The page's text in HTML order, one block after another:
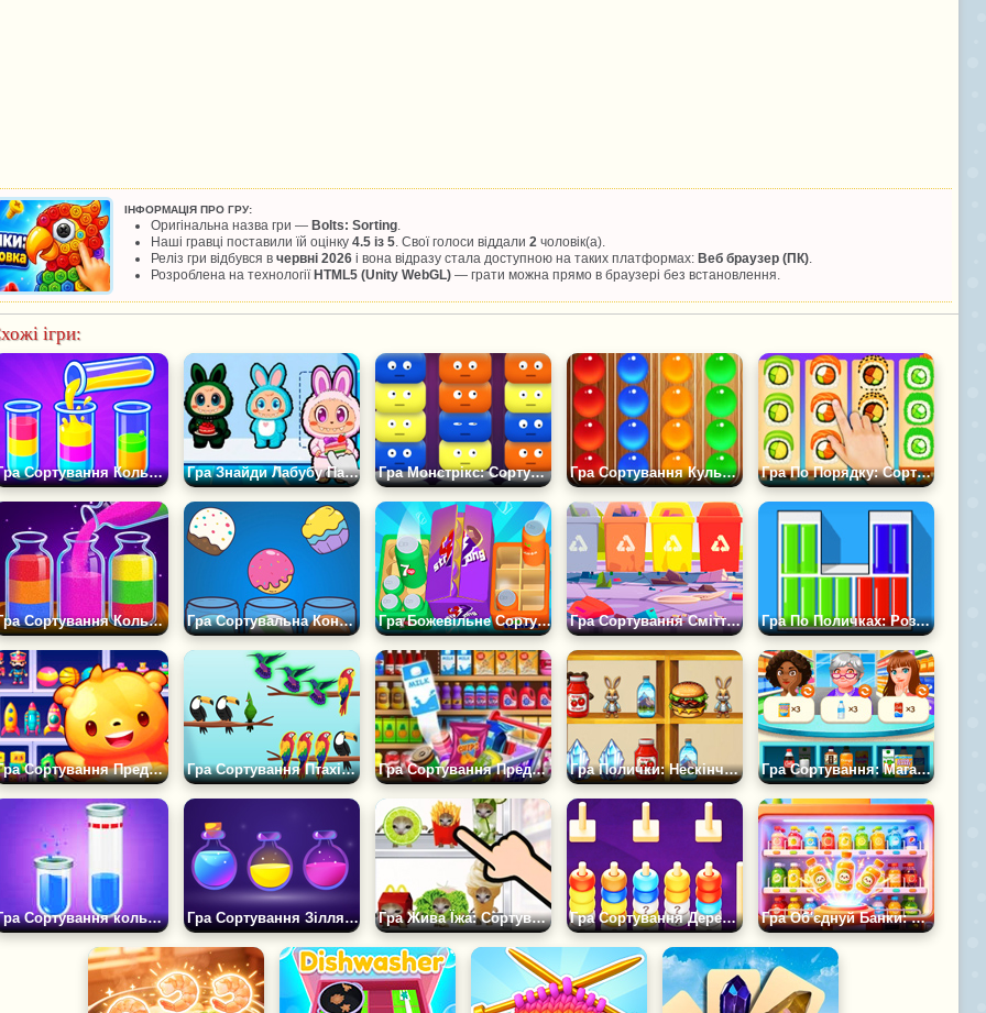
ІНФОРМАЦІЯ ПРО ГРУ:
Оригінальна назва гри — Bolts: Sorting.
Наші гравці поставили їй оцінку 4.5 із 5. Свої голоси віддали 2 чоловік(а).
Реліз гри відбувся в червні 2026 і вона відразу стала доступною на таких платформах: Веб браузер (ПК).
Розроблена на технології HTML5 (Unity WebGL) — грати можна прямо в браузері без встановлення.
ігри:
Гра Сортування Кольорової Рідини Гра Знайди Лабубу Пару Гра Монстрікс: Сортування Монстрів Гра Сортування Кульок: Розклади за Кольорами Гра По Порядку: Сортування Суші
Гра Сортування Кольорового Піску Гра Сортувальна Кондитерська Фабрика Гра Божевільне Сортування Товарів 3Д Гра Сортування Сміття для Дітей Гра По Поличках: Розклади Книжки за Кольорами
Гра Сортування Предметів: Магазин Іграшок Гра Сортування Птахів Челлендж Гра Сортування Предметів: По Поличках Гра Полички: Нескінченне Сортування Гра Сортування: Магазин Товарів
Гра Сортування кольорової води Гра Сортування Зілля: Видобуток Еліксиру Гра Жива Їжа: Сортування по Поличках Гра Сортування Дерев'яних Намистин Гра Об'єднуй Банки: Сортування Контейнера